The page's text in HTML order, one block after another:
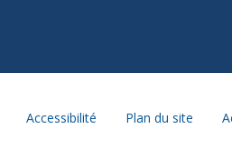
Accessibilité Plan du site